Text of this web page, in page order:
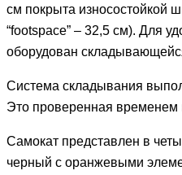
см покрыта износостойкой
“footspace” – 32,5 см). Для
оборудован
Система складывания
Это проверенная временем
Самокат представлен в
черный с оранжевыми